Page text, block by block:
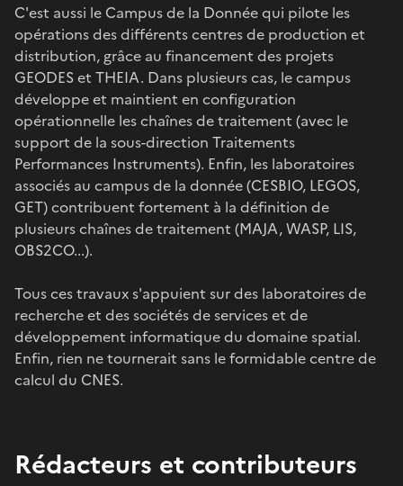
C'est aussi le Campus de la Donnée qui pilote les
opérations des différents centres de production et
distribution, grâce au financement des projets
GEODES et THEIA. Dans plusieurs cas, le campus
développe et maintient en configuration
opérationnelle les chaînes de traitement (avec le
support de la sous-direction Traitements
Performances Instruments). Enfin, les laboratoires
associés au campus de la donnée (CESBIO, LEGOS,
GET) contribuent fortement à la définition de
plusieurs chaînes de traitement (MAJA, WASP, LIS,
OBS2CO...).
Tous ces travaux s'appuient sur des laboratoires de
recherche et des sociétés de services et de
développement informatique du domaine spatial.
Enfin, rien ne tournerait sans le formidable centre de
calcul du CNES.
Rédacteurs et contributeurs